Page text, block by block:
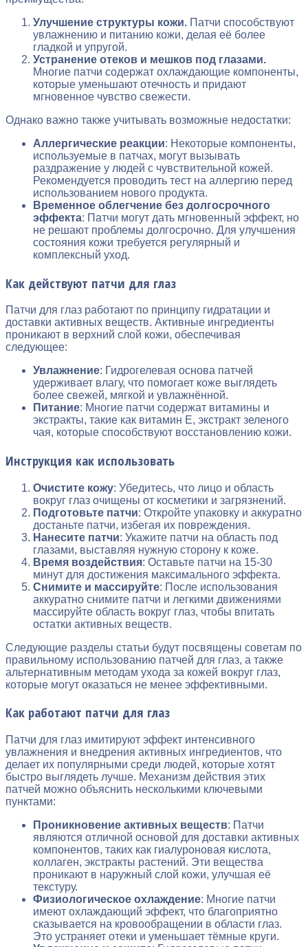
Улучшение структуры кожи. Патчи способствуют
увлажнению и питанию кожи, делая её более
гладкой и упругой.
Устранение отеков и мешков под глазами.
Многие патчи содержат охлаждающие компоненты,
которые уменьшают отечность и придают
мгновенное чувство свежести.
Однако важно также учитывать возможные недостатки:
Аллергические реакции: Некоторые компоненты,
используемые в патчах, могут вызывать
раздражение у людей с чувствительной кожей.
Рекомендуется проводить тест на аллергию перед
использованием нового продукта.
Временное облегчение без долгосрочного
эффекта: Патчи могут дать мгновенный эффект, но
не решают проблемы долгосрочно. Для улучшения
состояния кожи требуется регулярный и
комплексный уход.
Как действуют патчи для глаз
Патчи для глаз работают по принципу гидратации и
доставки активных веществ. Активные ингредиенты
проникают в верхний слой кожи, обеспечивая
следующее:
Увлажнение: Гидрогелевая основа патчей
удерживает влагу, что помогает коже выглядеть
более свежей, мягкой и увлажнённой.
Питание: Многие патчи содержат витамины и
экстракты, такие как витамин E, экстракт зеленого
чая, которые способствуют восстановлению кожи.
Инструкция как использовать
Очистите кожу: Убедитесь, что лицо и область
вокруг глаз очищены от косметики и загрязнений.
Подготовьте патчи: Откройте упаковку и аккуратно
достаньте патчи, избегая их повреждения.
Нанесите патчи: Укажите патчи на область под
глазами, выставляя нужную сторону к коже.
Время воздействия: Оставьте патчи на 15-30
минут для достижения максимального эффекта.
Снимите и массируйте: После использования
аккуратно снимите патчи и легкими движениями
массируйте область вокруг глаз, чтобы впитать
остатки активных веществ.
Следующие разделы статьи будут посвящены советам по
правильному использованию патчей для глаз, а также
альтернативным методам ухода за кожей вокруг глаз,
которые могут оказаться не менее эффективными.
Как работают патчи для глаз
Патчи для глаз имитируют эффект интенсивного
увлажнения и внедрения активных ингредиентов, что
делает их популярными среди людей, которые хотят
быстро выглядеть лучше. Механизм действия этих
патчей можно объяснить несколькими ключевыми
пунктами:
Проникновение активных веществ: Патчи
являются отличной основой для доставки активных
компонентов, таких как гиалуроновая кислота,
коллаген, экстракты растений. Эти вещества
проникают в наружный слой кожи, улучшая её
текстуру.
Физиологическое охлаждение: Многие патчи
имеют охлаждающий эффект, что благоприятно
сказывается на кровообращении в области глаз.
Это устраняет отеки и уменьшает тёмные круги.